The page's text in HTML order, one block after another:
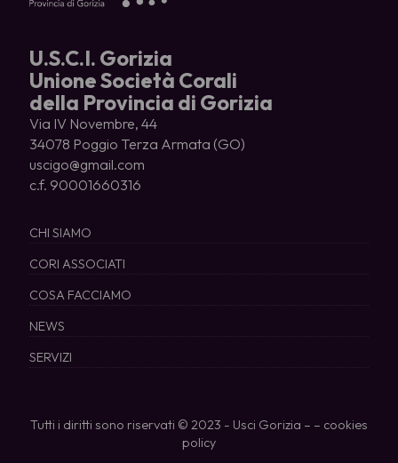
U.S.C.I. Gorizia
Unione Società Corali
della Provincia di Gorizia
Via IV Novembre, 44
34078 Poggio Terza Armata (GO)
uscigo@gmail.com
c.f. 90001660316
CHI SIAMO
CORI ASSOCIATI
COSA FACCIAMO
NEWS
SERVIZI
Tutti i diritti sono riservati © 2023 - Usci Gorizia – – cookies
policy